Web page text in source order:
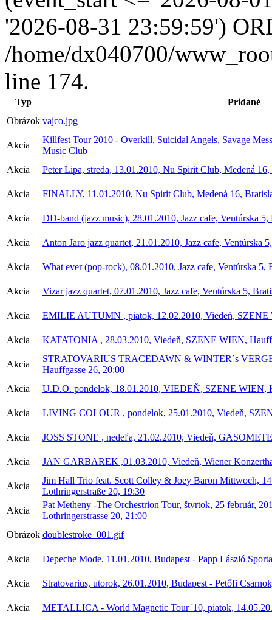
'2026-08-31 23:59:59')
/home/dx040700/
line 174.
Typ
Pridané
Obrázok vajco.jpg
Akcia
Killfest Tour 2010 - Overkill, Suicidal Angels, Savage
Music Club
Akcia
Peter Lipa, streda, 13.01.2010, Nu Spirit Club, Medená
Akcia FINALLY, 11.01.2010, Nu Spirit Club, Medená 16,
Akcia DD-band (jazz music), 28.01.2010, Jazz cafe, Ventúrska 5,
Akcia Anton Jaro jazz quartet, 21.01.2010, Jazz cafe, Ventúrska
Akcia What ever (pop-rock), 08.01.2010, Jazz cafe, Ventúrska 5,
Akcia Vizar jazz quartet, 07.01.2010, Jazz cafe, Ventúrska 5,
Akcia EMILIE AUTUMN , piatok, 12.02.2010, Viedeň, SZENE
Akcia KATATONIA , 28.03.2010, Viedeň, SZENE WIEN,
Akcia
STRATOVARIUS TRACEDAWN & WINTER´s
Hauffgasse 26, 20:00
Akcia
U.D.O. pondelok, 18.01.2010, VIEDEŇ, SZENE WIEN,
Akcia LIVING COLOUR , pondelok, 25.01.2010, Viedeň,
Akcia JOSS STONE , nedeľa, 21.02.2010, Viedeň,
Akcia JAN GARBAREK ,01.03.2010, Viedeň, Wiener
Akcia
Jim Hall Trio feat. Scott Colley & Joey Baron Mittwoch,
Lothringerstraße 20, 19:30
Akcia
Pat Metheny -The Orchestrion Tour, štvrtok, 25 február,
Lothringerstrasse 20, 21:00
Obrázok doublestroke_001.gif
Akcia Depeche Mode, 11.01.2010, Budapest - Papp László
Akcia Stratovarius, utorok, 26.01.2010, Budapest - Petőfi
Akcia METALLICA - World Magnetic Tour '10, piatok,